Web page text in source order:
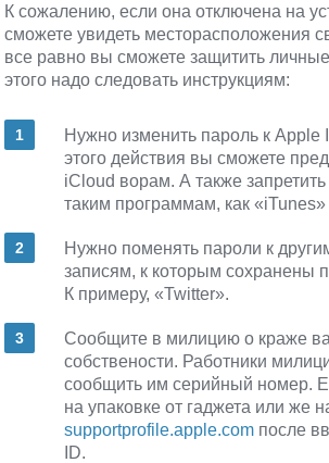
К сожалению, если она отключена на
сможете увидеть месторасположения
все равно вы сможете защитить
этого надо следовать инструкциям:
Нужно изменить пароль к
этого действия вы сможете
iCloud ворам. А также
таким программам, как
Нужно поменять пароли к
записям, к которым сохранены
К примеру, «Twitter».
Сообщите в милицию о краже
собствености. Работники
сообщить им серийный номер.
на упаковке от гаджета или же
supportprofile.apple.com после
ID.